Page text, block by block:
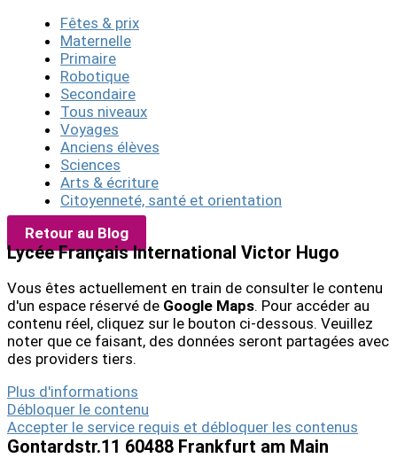
Fêtes & prix
Maternelle
Primaire
Robotique
Secondaire
Tous niveaux
Voyages
Anciens élèves
Sciences
Arts & écriture
Citoyenneté, santé et orientation
Retour au Blog
Lycée Français International Victor Hugo
Vous êtes actuellement en train de consulter le contenu
d'un espace réservé de Google Maps. Pour accéder au
contenu réel, cliquez sur le bouton ci-dessous. Veuillez
noter que ce faisant, des données seront partagées avec
des providers tiers.
Plus d'informations
Débloquer le contenu
Accepter le service requis et débloquer les contenus
Gontardstr.11 60488 Frankfurt am Main